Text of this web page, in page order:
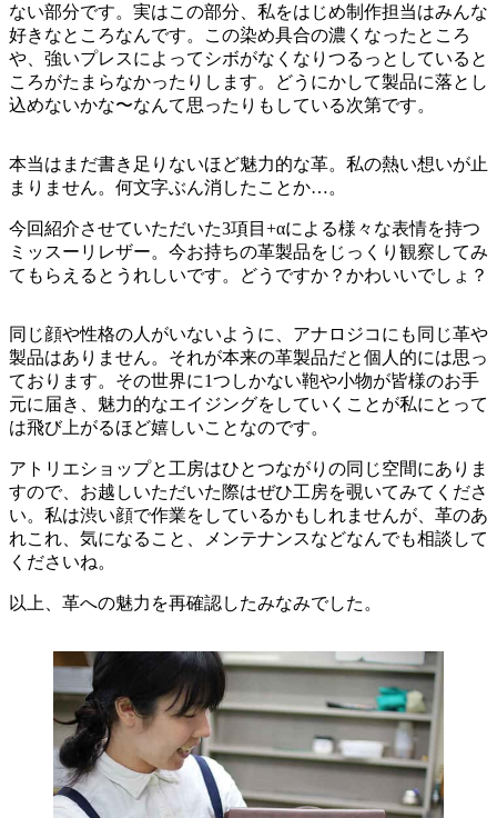
ない部分です。実はこの部分、私をはじめ制作担当はみんな
好きなところなんです。この染め具合の濃くなったところ
や、強いプレスによってシボがなくなりつるっとしていると
ころがたまらなかったりします。どうにかして製品に落とし
込めないかな〜なんて思ったりもしている次第です。
本当はまだ書き足りないほど魅力的な革。私の熱い想いが止
まりません。何文字ぶん消したことか…。
今回紹介させていただいた3項目+αによる様々な表情を持つ
ミッスーリレザー。今お持ちの革製品をじっくり観察してみ
てもらえるとうれしいです。どうですか？かわいいでしょ？
同じ顔や性格の人がいないように、アナロジコにも同じ革や
製品はありません。それが本来の革製品だと個人的には思っ
ております。その世界に1つしかない鞄や小物が皆様のお手
元に届き、魅力的なエイジングをしていくことが私にとって
は飛び上がるほど嬉しいことなのです。
アトリエショップと工房はひとつながりの同じ空間にありま
すので、お越しいただいた際はぜひ工房を覗いてみてくださ
い。私は渋い顔で作業をしているかもしれませんが、革のあ
れこれ、気になること、メンテナンスなどなんでも相談して
くださいね。
以上、革への魅力を再確認したみなみでした。